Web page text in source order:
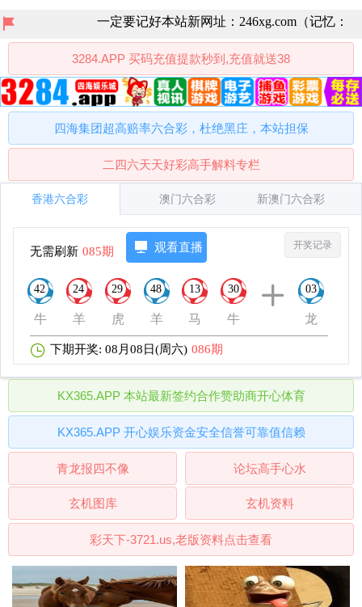
一定要记好本站新网址：246xg.com（记忆：
3284.APP 买码充值提款秒到,充值就送38
四海集团超高赔率六合彩，杜绝黑庄，本站担保
二四六天天好彩高手解料专栏
香港六合彩 澳门六合彩 新澳门六合彩
无需刷新 085期 观看直播 开奖记录
42
牛
24
羊
29
虎
48
羊
13
马
30
牛
03
龙
下期开奖: 08月08日(周六) 086期
KX365.APP 本站最新签约合作赞助商开心体育
KX365.APP 开心娱乐资金安全信誉可靠值信赖
青龙报四不像 论坛高手心水
玄机图库 玄机资料
彩天下-3721.us,老版资料点击查看